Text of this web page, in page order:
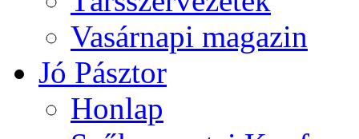
Vasárnapi magazin
Jó Pásztor
Honlap